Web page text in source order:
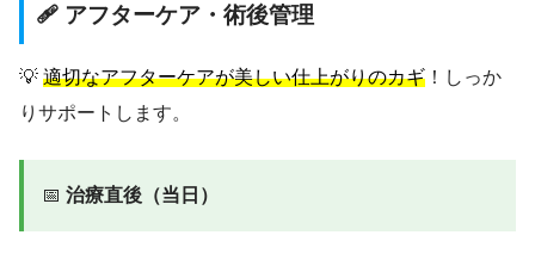
🩹 アフターケア・術後管理
💡 適切なアフターケアが美しい仕上がりのカギ ！しっか
りサポートします。
📅 治療直後（当日）